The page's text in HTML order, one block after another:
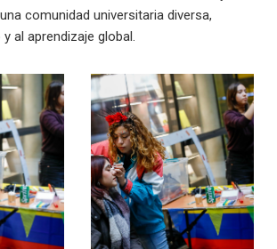
comunidad universitaria diversa,
al aprendizaje global.